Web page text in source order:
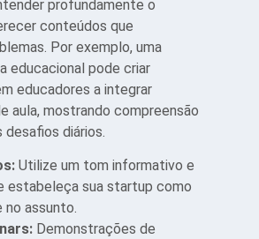
profundamente o
conteúdos que
Por exemplo, uma
educacional pode criar
educadores a integrar
aula, mostrando compreensão
desafios diários.
Utilize um tom informativo e
estabeleça sua startup como
no assunto.
Demonstrações de